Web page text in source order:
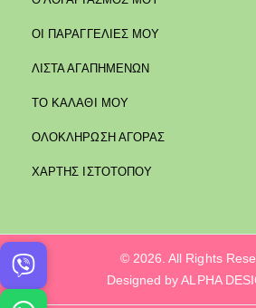
ΟΙ ΠΑΡΑΓΓΕΛΙΕΣ ΜΟΥ
ΛΙΣΤΑ ΑΓΑΠΗΜΕΝΩΝ
ΤΟ ΚΑΛΑΘΙ ΜΟΥ
ΟΛΟΚΛΗΡΩΣΗ ΑΓΟΡΑΣ
ΧΑΡΤΗΣ ΙΣΤΟΤΟΠΟΥ
© 2026. All Rights
Designed by ALPHA